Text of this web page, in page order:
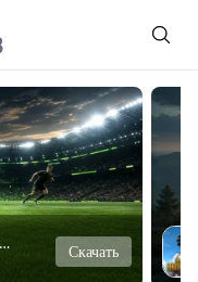
Скачать